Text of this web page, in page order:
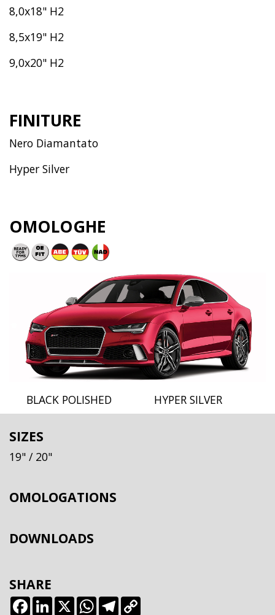
8,0x18" H2
8,5x19" H2
9,0x20" H2
FINITURE
Nero Diamantato
Hyper Silver
OMOLOGHE
BLACK POLISHED HYPER SILVER
SIZES
19" / 20"
OMOLOGATIONS
DOWNLOADS
SHARE
Facebook
LinkedIn
X WhatsApp
Telegram